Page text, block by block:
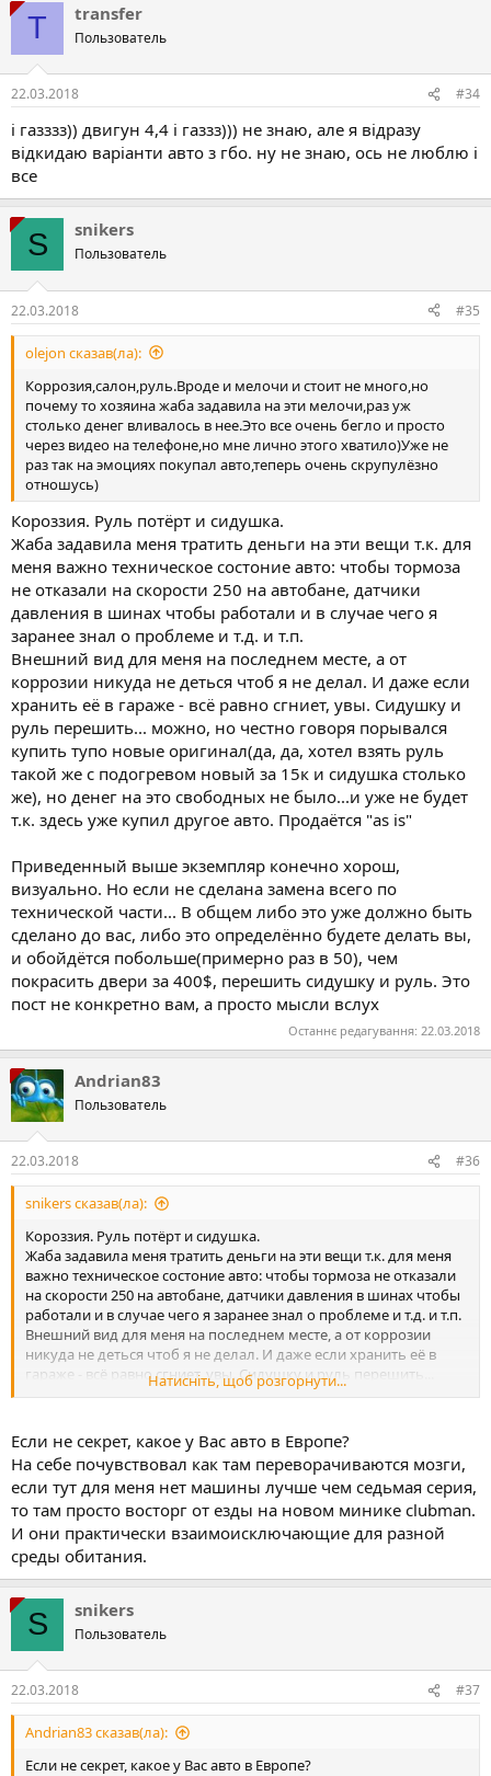
T transfer
Пользователь
22.03.2018 #34
і газззз)) двигун 4,4 і газзз))) не знаю, але я відразу
відкидаю варіанти авто з гбо. ну не знаю, ось не люблю і
все
S snikers
Пользователь
22.03.2018 #35
olejon сказав(ла):
Коррозия,салон,руль.Вроде и мелочи и стоит не много,но
почему то хозяина жаба задавила на эти мелочи,раз уж
столько денег вливалось в нее.Это все очень бегло и просто
через видео на телефоне,но мне лично этого хватило)Уже не
раз так на эмоциях покупал авто,теперь очень скрупулёзно
отношусь)
Короззия. Руль потёрт и сидушка.
Жаба задавила меня тратить деньги на эти вещи т.к. для
меня важно техническое состоние авто: чтобы тормоза
не отказали на скорости 250 на автобане, датчики
давления в шинах чтобы работали и в случае чего я
заранее знал о проблеме и т.д. и т.п.
Внешний вид для меня на последнем месте, а от
коррозии никуда не деться чтоб я не делал. И даже если
хранить её в гараже - всё равно сгниет, увы. Сидушку и
руль перешить... можно, но честно говоря порывался
купить тупо новые оригинал(да, да, хотел взять руль
такой же с подогревом новый за 15к и сидушка столько
же), но денег на это свободных не было...и уже не будет
т.к. здесь уже купил другое авто. Продаётся "as is"
Приведенный выше экземпляр конечно хорош,
визуально. Но если не сделана замена всего по
технической части... В общем либо это уже должно быть
сделано до вас, либо это определённо будете делать вы,
и обойдётся побольше(примерно раз в 50), чем
покрасить двери за 400$, перешить сидушку и руль. Это
пост не конкретно вам, а просто мысли вслух
Останнє редагування: 22.03.2018
Andrian83
Пользователь
22.03.2018 #36
snikers сказав(ла):
Короззия. Руль потёрт и сидушка.
Жаба задавила меня тратить деньги на эти вещи т.к. для меня
важно техническое состоние авто: чтобы тормоза не отказали
на скорости 250 на автобане, датчики давления в шинах чтобы
работали и в случае чего я заранее знал о проблеме и т.д. и т.п.
Внешний вид для меня на последнем месте, а от коррозии
никуда не деться чтоб я не делал. И даже если хранить её в
гараже - всё равно сгниет, увы. Сидушку и руль перешить...
можно, но честно говоря порывался купить тупо новые
новый за 15к и сидушка столько же), но денег на это свободных
не было...и уже не будет т.к. здесь уже купил другое авто.
Продаётся "as is"
Натисніть, щоб розгорнути...
Если не секрет, какое у Вас авто в Европе?
На себе почувствовал как там переворачиваются мозги,
если тут для меня нет машины лучше чем седьмая серия,
то там просто восторг от езды на новом минике clubman.
И они практически взаимоисключающие для разной
среды обитания.
S snikers
Пользователь
22.03.2018 #37
Andrian83 сказав(ла):
Если не секрет, какое у Вас авто в Европе?